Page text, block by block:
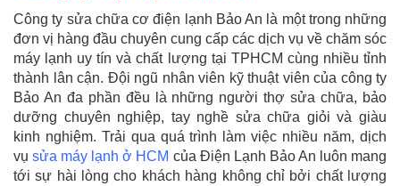
Công ty sửa chữa cơ điện lạnh Bảo An là một trong những
đơn vị hàng đầu chuyên cung cấp các dịch vụ về chăm sóc
máy lạnh uy tín và chất lượng tại TPHCM cùng nhiều tỉnh
thành lân cận. Đội ngũ nhân viên kỹ thuật viên của công ty
Bảo An đa phần đều là những người thợ sửa chữa, bảo
dưỡng chuyên nghiệp, tay nghề sửa chữa giỏi và giàu
kinh nghiệm. Trải qua quá trình làm việc nhiều năm, dịch
vụsửa máy lạnh ở HCM của Điện Lạnh Bảo An luôn mang
tới sự hài lòng cho khách hàng không chỉ bởi chất lượng